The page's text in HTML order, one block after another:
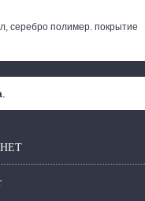
серебро полимер. покрытие